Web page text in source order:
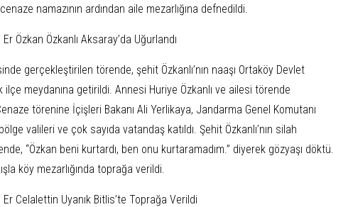
cenaze namazının ardından aile mezarlığına defnedildi.
Özkan Özkanlı Aksaray’da Uğurlandı
gerçekleştirilen törende, şehit Özkanlı’nın naaşı Ortaköy Devlet
ilçe meydanına getirildi. Annesi Huriye Özkanlı ve ailesi törende
törenine İçişleri Bakanı Ali Yerlikaya, Jandarma Genel Komutanı
valileri ve çok sayıda vatandaş katıldı. Şehit Özkanlı’nın silah
“Özkan beni kurtardı, ben onu kurtaramadım.” diyerek gözyaşı döktü.
köy mezarlığında toprağa verildi.
Celalettin Uyanık Bitlis’te Toprağa Verildi